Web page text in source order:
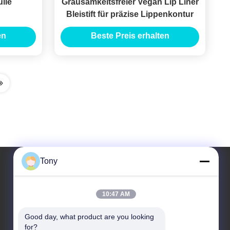
Grausamkeitsfreier Vegan Lip Liner
Bleistift für präzise Lippenkontur
Beste Preis erhalten
Nr. 8 Xiadalu, Nijialu Dorf, Simen Stadt, Yuyao Stadt,
Tony
10:47 AM
Good day, what product are you looking
for?